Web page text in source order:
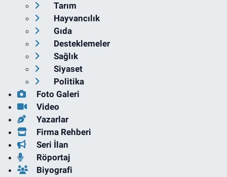
Tarım
Hayvancılık
Gıda
Desteklemeler
Sağlık
Siyaset
Politika
Foto Galeri
Video
Yazarlar
Firma Rehberi
Seri İlan
Röportaj
Biyografi